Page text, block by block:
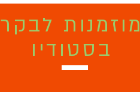
מוזמנות לבקר
בסטודיו